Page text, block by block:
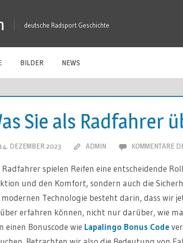
deutsche Radsport Geschichte
BILDER NEWS
Sie als Radfahrer
14. DEZEMBER 2023 ADMIN KOMMENTARE
Radfahrer spielen Reifen eine entscheidende
und den Komfort, sondern auch die
Technologie besteht darin, dass wir
erfahren können, nicht nur darüber, wie
einen Bonuscode wie Lapalingo Bonus Code